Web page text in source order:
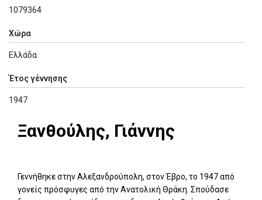
1079364
Χώρα
Ελλάδα
Έτος γέννησης
1947
Ξανθούλης, Γιάννης
Γεννήθηκε στην Αλεξανδρούπολη, στον Έβρο, το 1947 από
γονείς πρόσφυγες από την Ανατολική Θράκη. Σπούδασε